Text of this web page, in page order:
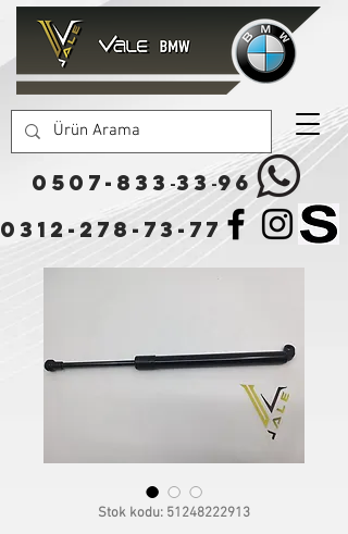
0507-833 -33-96
0312-278-73-77
Stok kodu: 51248222913